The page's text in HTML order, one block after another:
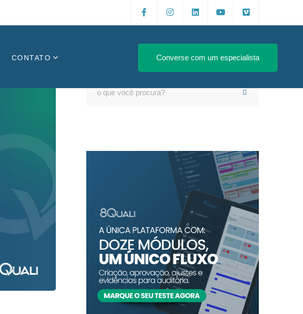
CONTATO Converse com um especialista